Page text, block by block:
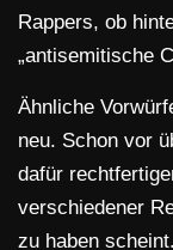
Rappers, ob
„antisemitische
Ähnliche
neu. Schon vor
dafür
verschiedener
zu haben